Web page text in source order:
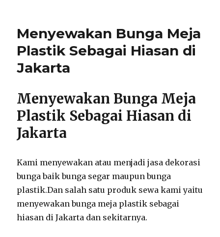
Menyewakan Bunga Meja
Plastik Sebagai Hiasan di
Jakarta
Menyewakan Bunga Meja
Plastik Sebagai Hiasan di
Jakarta
Kami menyewakan atau menjadi jasa dekorasi
bunga baik bunga segar maupun bunga
plastik.Dan salah satu produk sewa kami yaitu
menyewakan bunga meja plastik sebagai
hiasan di Jakarta dan sekitarnya.